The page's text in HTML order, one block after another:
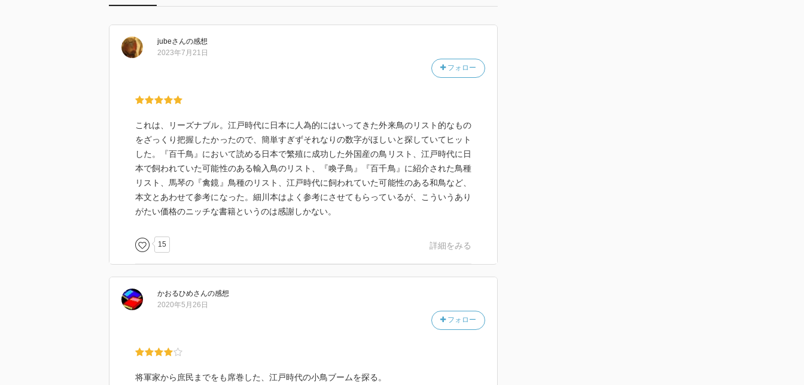
jubeさんの感想
フォロー
2023年7月21日
これは、リーズナブル。江戸時代に日本に人為的にはいってきた外来鳥のリスト的なもの
をざっくり把握したかったので、簡単すぎずそれなりの数字がほしいと探していてヒット
した。『百千鳥』において読める日本で繁殖に成功した外国産の鳥リスト、江戸時代に日
本で飼われていた可能性のある輸入鳥のリスト、『喚子鳥』『百千鳥』に紹介された鳥種
リスト、馬琴の『禽鏡』鳥種のリスト、江戸時代に飼われていた可能性のある和鳥など、
本文とあわせて参考になった。細川本はよく参考にさせてもらっているが、こういうあり
がたい価格のニッチな書籍というのは感謝しかない。
15 詳細をみる
かおるひめさんの感想
フォロー
2020年5月26日
将軍家から庶民までをも席巻した、江戸時代の小鳥ブームを探る。